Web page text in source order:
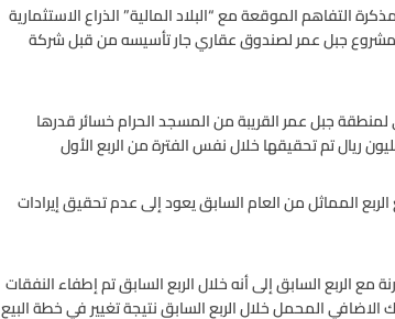
التفاهم الموقعة مع “البلاد المالية” الذراع الاستثمارية
الثانية من مشروع جبل عمر لصندوق عقاري جار تأسيسه من قبل شركة
جبل عمر القريبة من المسجد الحرام خسائر قدرها
المماثل من العام السابق يعود إلى عدم تحقيق إيرادات
الربع السابق إلى أنه خلال الربع السابق تم إطفاء النفقات
المحمل خلال الربع السابق نتيجة تغيير في خطة البيع